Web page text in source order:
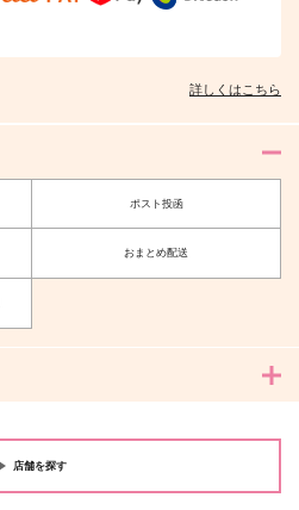
詳しくはこちら
ポスト投函
おまとめ配送
店舗を探す